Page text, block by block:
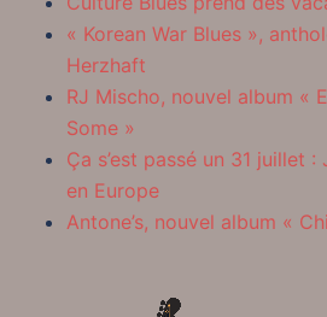
« Korean War Blues »,
Herzhaft
RJ Mischo, nouvel album «
Some »
Ça s’est passé un 31 juillet
en Europe
Antone’s, nouvel album «